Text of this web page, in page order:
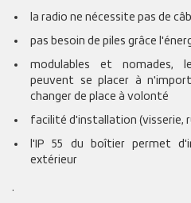
la radio ne nécessite pas de
pas besoin de piles grâce
modulables et nomades,
peuvent se placer à
changer de place à volonté
facilité d'installation (visserie,
l'IP 55 du boîtier permet
extérieur
.